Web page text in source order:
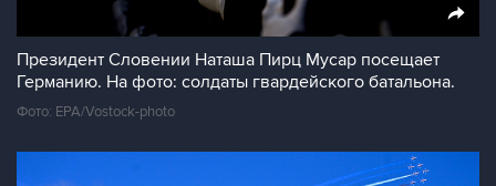
Президент Словении Наташа Пирц Мусар посещает
Германию. На фото: солдаты гвардейского батальона.
Фото: EPA/Vostock-photo